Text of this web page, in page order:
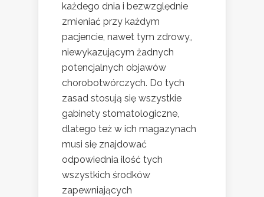
każdego dnia i bezwzględnie
zmieniać przy każdym
pacjencie, nawet tym zdrowy,,
niewykazującym żadnych
potencjalnych objawów
chorobotwórczych. Do tych
zasad stosują się wszystkie
gabinety stomatologiczne,
dlatego też w ich magazynach
musi się znajdować
odpowiednia ilość tych
wszystkich środków
zapewniających